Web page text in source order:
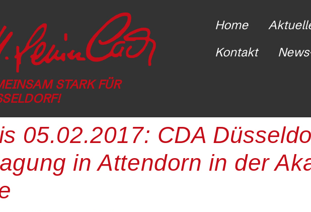
STARK FÜR
Home
Kontakt
05.02.2017: CDA
in Attendorn in der